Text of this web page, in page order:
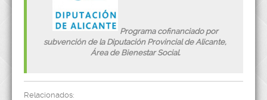
Programa cofinanciado por
subvención de la Diputación Provincial de Alicante,
Área de Bienestar Social.
Relacionados: